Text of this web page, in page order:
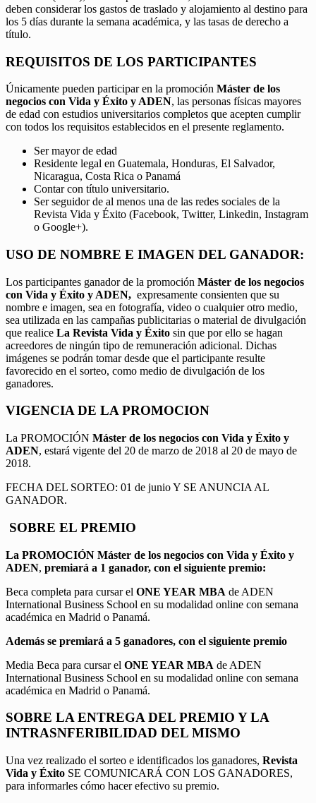
deben considerar los gastos de traslado y alojamiento al destino para
los 5 días durante la semana académica, y las tasas de derecho a
título.
REQUISITOS DE LOS PARTICIPANTES
Únicamente pueden participar en la promoción Máster de los
negocios con Vida y Éxito y ADEN, las personas físicas mayores
de edad con estudios universitarios completos que acepten cumplir
con todos los requisitos establecidos en el presente reglamento.
Ser mayor de edad
Residente legal en Guatemala, Honduras, El Salvador,
Nicaragua, Costa Rica o Panamá
Contar con título universitario.
Ser seguidor de al menos una de las redes sociales de la
Revista Vida y Éxito (Facebook, Twitter, Linkedin, Instagram
o Google+).
USO DE NOMBRE E IMAGEN DEL GANADOR:
Los participantes ganador de la promoción Máster de los negocios
con Vida y Éxito y ADEN, expresamente consienten que su
nombre e imagen, sea en fotografía, video o cualquier otro medio,
sea utilizada en las campañas publicitarias o material de divulgación
que realice La Revista Vida y Éxito sin que por ello se hagan
acreedores de ningún tipo de remuneración adicional. Dichas
imágenes se podrán tomar desde que el participante resulte
favorecido en el sorteo, como medio de divulgación de los
ganadores.
VIGENCIA DE LA PROMOCION
La PROMOCIÓN Máster de los negocios con Vida y Éxito y
ADEN, estará vigente del 20 de marzo de 2018 al 20 de mayo de
2018.
FECHA DEL SORTEO: 01 de junio Y SE ANUNCIA AL
GANADOR.
SOBRE EL PREMIO
La PROMOCIÓN Máster de los negocios con Vida y Éxito y
ADEN, premiará a 1 ganador, con el siguiente premio:
Beca completa para cursar el ONE YEAR MBA de ADEN
International Business School en su modalidad online con semana
académica en Madrid o Panamá.
Además se premiará a 5 ganadores, con el siguiente premio
Media Beca para cursar el ONE YEAR MBA de ADEN
International Business School en su modalidad online con semana
académica en Madrid o Panamá.
SOBRE LA ENTREGA DEL PREMIO Y LA
INTRASNFERIBILIDAD DEL MISMO
Una vez realizado el sorteo e identificados los ganadores, Revista
Vida y Éxito SE COMUNICARÁ CON LOS GANADORES,
para informarles cómo hacer efectivo su premio.